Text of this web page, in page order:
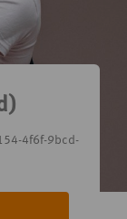
4f6f-9bcd-